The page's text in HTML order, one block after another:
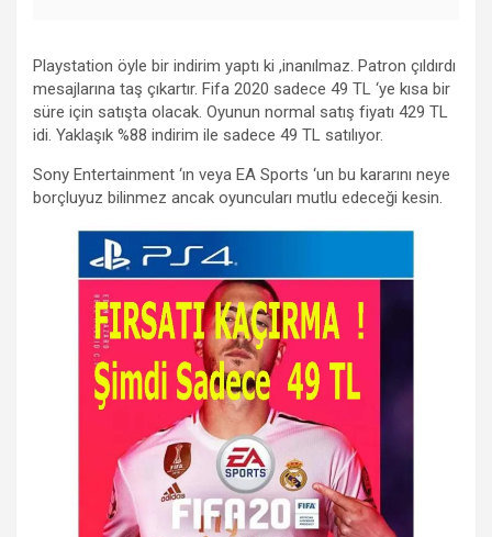
Playstation öyle bir indirim yaptı ki ,inanılmaz. Patron çıldırdı
mesajlarına taş çıkartır. Fifa 2020 sadece 49 TL ‘ye kısa bir
süre için satışta olacak. Oyunun normal satış fiyatı 429 TL
idi. Yaklaşık %88 indirim ile sadece 49 TL satılıyor.
Sony Entertainment ‘ın veya EA Sports ‘un bu kararını neye
borçluyuz bilinmez ancak oyuncuları mutlu edeceği kesin.